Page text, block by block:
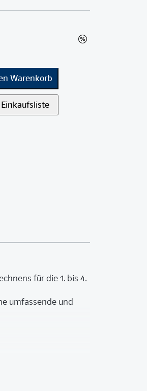
Warenkorb
für die 1. bis 4.
umfassende und